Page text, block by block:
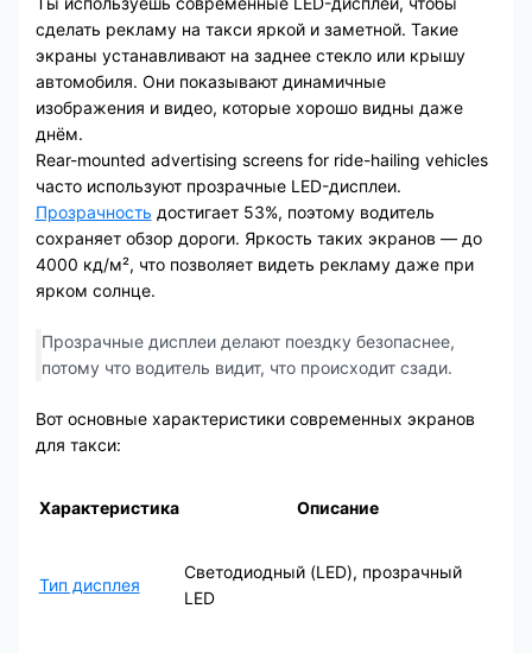
сделать рекламу на такси яркой и заметной. Такие
экраны устанавливают на заднее стекло или крышу
автомобиля. Они показывают динамичные
изображения и видео, которые хорошо видны даже
днём.
Rear-mounted advertising screens for ride-hailing vehicles
часто используют прозрачные LED-дисплеи.
Прозрачность достигает 53%, поэтому водитель
сохраняет обзор дороги. Яркость таких экранов — до
4000 кд/м², что позволяет видеть рекламу даже при
ярком солнце.
Прозрачные дисплеи делают поездку безопаснее,
потому что водитель видит, что происходит сзади.
Вот основные характеристики современных экранов
для такси:
Характеристика Описание
Тип дисплея
Светодиодный (LED), прозрачный
LED